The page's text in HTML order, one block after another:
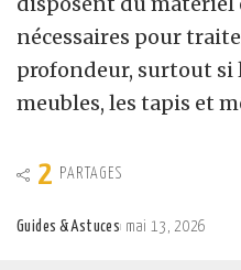
nécessaires pour
profondeur, surtout si
meubles, les tapis et
2 PARTAGES
Guides & Astuces mai 13, 2026